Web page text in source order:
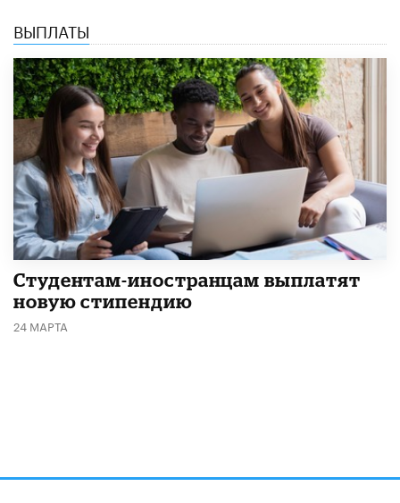
ВЫПЛАТЫ
Студентам-иностранцам выплатят
новую стипендию
24 МАРТА